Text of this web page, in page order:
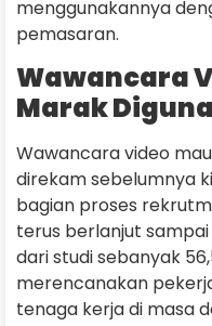
menggunakannya
pemasaran.
Wawancara
Marak
Wawancara video
direkam sebelumnya
bagian proses
terus berlanjut
dari studi sebanyak
merencanakan
tenaga kerja di masa